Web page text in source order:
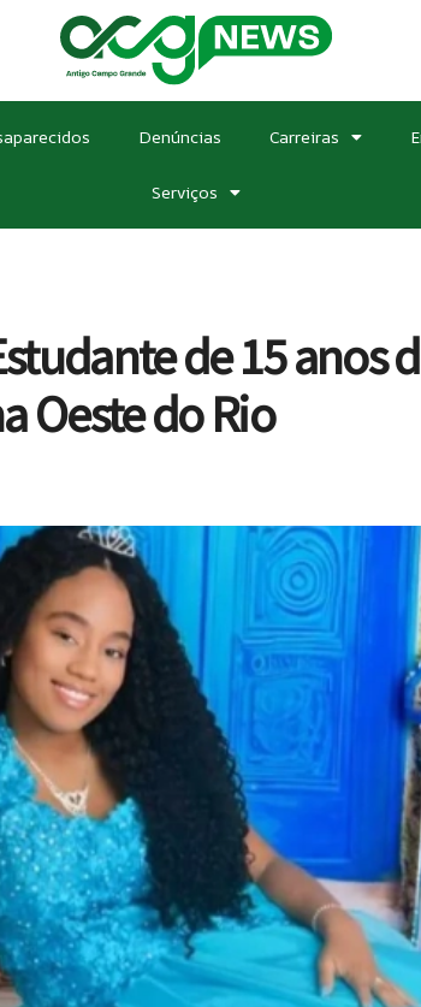
Denúncias Carreiras
Serviços
de 15 anos
Oeste do Rio